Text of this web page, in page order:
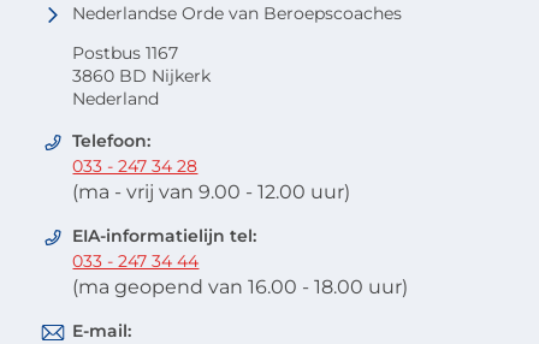
Nederlandse Orde van Beroepscoaches
Postbus 1167
3860 BD Nijkerk
Nederland
Telefoon:
033 - 247 34 28
(ma - vrij van 9.00 - 12.00 uur)
EIA-informatielijn tel:
033 - 247 34 44
(ma geopend van 16.00 - 18.00 uur)
E-mail: